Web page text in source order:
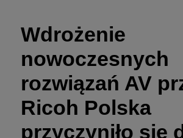
Wdrożenie
nowoczesnych
rozwiązań AV
Ricoh Polska
przyczyniło się